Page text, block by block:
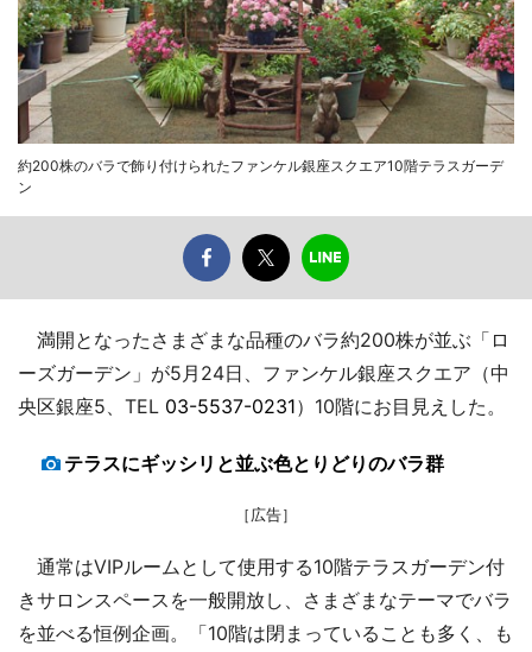
約200株のバラで飾り付けられたファンケル銀座スクエア10階テラスガーデ
ン
満開となったさまざまな品種のバラ約200株が並ぶ「ロ
ーズガーデン」が5月24日、ファンケル銀座スクエア（中
央区銀座5、TEL 03-5537-0231）10階にお目見えした。
テラスにギッシリと並ぶ色とりどりのバラ群
［広告］
通常はVIPルームとして使用する10階テラスガーデン付
きサロンスペースを一般開放し、さまざまなテーマでバラ
を並べる恒例企画。「10階は閉まっていることも多く、も